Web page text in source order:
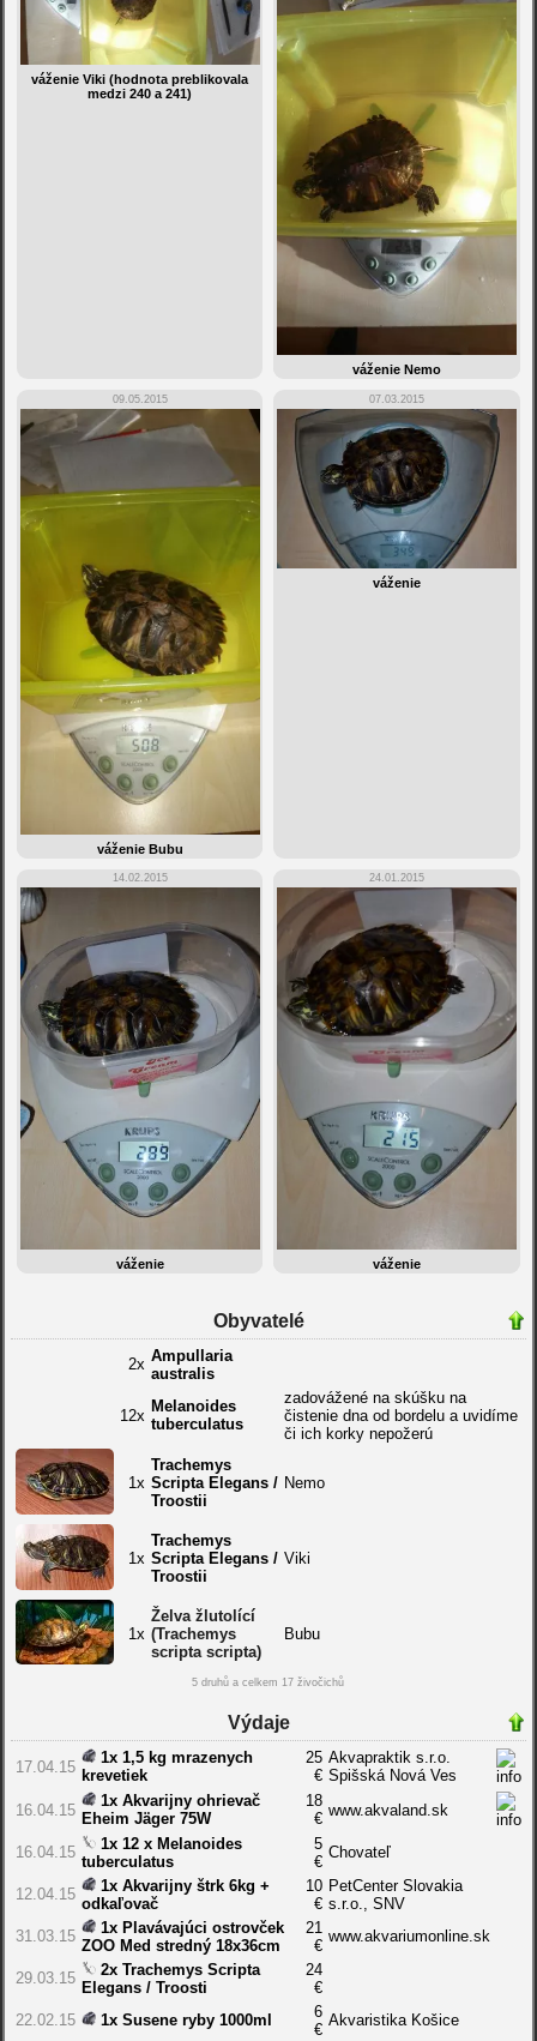
váženie Viki (hodnota preblikovala
medzi 240 a 241)
váženie Nemo
09.05.2015
váženie Bubu
07.03.2015
váženie
14.02.2015
váženie
24.01.2015
váženie
Obyvatelé
2x Ampullaria
australis
12x
Melanoides
tuberculatus
zadovážené na skúšku na
čistenie dna od bordelu a uvidíme
či ich korky nepožerú
1x
Trachemys
Scripta Elegans /
Troostii
Nemo
1x
Trachemys
Scripta Elegans /
Troostii
Viki
1x
Želva žlutolící
(Trachemys
scripta scripta)
Bubu
5 druhů a celkem 17 živočichů
Výdaje
17.04.15
1x 1,5 kg mrazenych
krevetiek
25
€
Akvapraktik s.r.o.
Spišská Nová Ves
16.04.15
1x Akvarijny ohrievač
Eheim Jäger 75W
18
€ www.akvaland.sk
16.04.15
1x 12 x Melanoides
tuberculatus
5
€
Chovateľ
12.04.15
1x Akvarijny štrk 6kg +
odkaľovač
10
€
PetCenter Slovakia
s.r.o., SNV
31.03.15
1x Plavávajúci ostrovček
ZOO Med stredný 18x36cm
21
€
www.akvariumonline.sk
29.03.15
2x Trachemys Scripta
Elegans / Troosti
24
€
22.02.15
1x Susene ryby 1000ml
6
€
Akvaristika Košice